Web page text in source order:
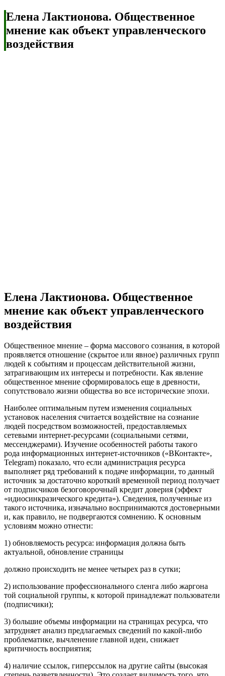
Елена Лактионова. Общественное
мнение как объект управленческого
воздействия
Елена Лактионова. Общественное
мнение как объект управленческого
воздействия
Общественное мнение – форма массового сознания, в которой
проявляется отношение (скрытое или явное) различных групп
людей к событиям и процессам действительной жизни,
затрагивающим их интересы и потребности. Как явление
общественное мнение сформировалось еще в древности,
сопутствовало жизни общества во все исторические эпохи.
Наиболее оптимальным путем изменения социальных
установок населения считается воздействие на сознание
людей посредством возможностей, предоставляемых
сетевыми интернет-ресурсами (социальными сетями,
мессенджерами). Изучение особенностей работы такого
рода информационных интернет-источников («ВКонтакте»,
Telegram) показало, что если администрация ресурса
выполняет ряд требований к подаче информации, то данный
источник за достаточно короткий временной период получает
от подписчиков безоговорочный кредит доверия (эффект
«идиосинкразического кредита»). Сведения, полученные из
такого источника, изначально воспринимаются достоверными
и, как правило, не подвергаются сомнению. К основным
условиям можно отнести:
1) обновляемость ресурса: информация должна быть
актуальной, обновление страницы
должно происходить не менее четырех раз в сутки;
2) использование профессионального сленга либо жаргона
той социальной группы, к которой принадлежат пользователи
(подписчики);
3) большие объемы информации на страницах ресурса, что
затрудняет анализ предлагаемых сведений по какой-либо
проблематике, вычленение главной идеи, снижает
критичность восприятия;
4) наличие ссылок, гиперссылок на другие сайты (высокая